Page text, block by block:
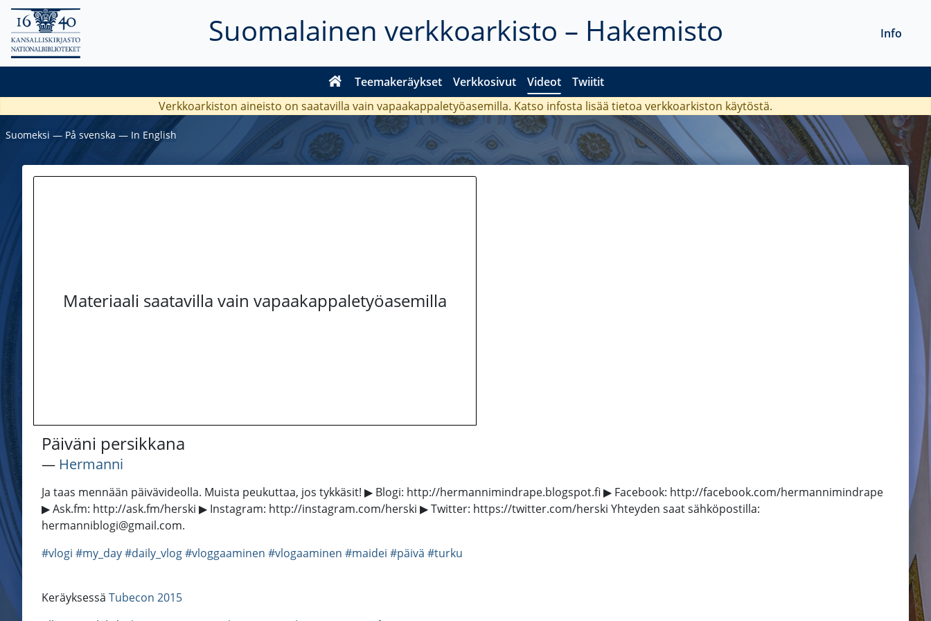
Suomalainen verkkoarkisto – Hakemisto
Teemakeräykset Verkkosivut Videot Twiitit
Info
Verkkoarkiston aineisto on saatavilla vain vapaakappaletyöasemilla. Katso infosta lisää tietoa verkkoarkiston käytöstä.
Suomeksi ― På svenska ― In English
Materiaali saatavilla vain vapaakappaletyöasemilla
Päiväni persikkana
― Hermanni
Ja taas mennään päivävideolla. Muista peukuttaa, jos tykkäsit! ▶ Blogi: http://hermannimindrape.blogspot.fi ▶ Facebook: http://facebook.com/hermannimindrape
▶ Ask.fm: http://ask.fm/herski ▶ Instagram: http://instagram.com/herski ▶ Twitter: https://twitter.com/herski Yhteyden saat sähköpostilla:
hermanniblogi@gmail.com.
#vlogi #my_day#daily_vlog#vloggaaminen #vlogaaminen #maidei #päivä #turku
Keräyksessä Tubecon 2015